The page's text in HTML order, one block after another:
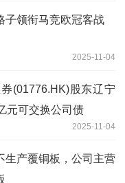
子领衔马竞欧冠客战
2025-11-04
(01776.HK)股东辽宁
元可交换公司债
2025-11-04
生产覆铜板，公司主营